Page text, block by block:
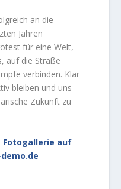
an die
Jahren
für eine Welt,
auf die Straße
verbinden. Klar
bleiben und uns
Zukunft zu
auf